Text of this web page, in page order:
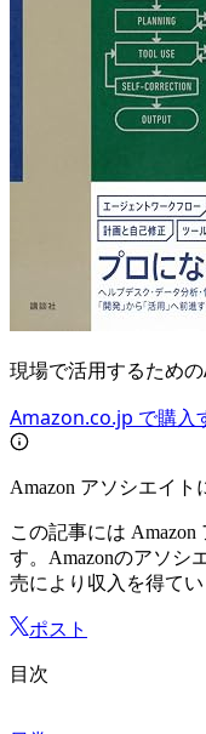
現場で活用するため
Amazon.co.jp で購入
Amazon アソシエイト
この記事には
す。Amazonのアソシ
売により収入を得てい
ポスト
目次